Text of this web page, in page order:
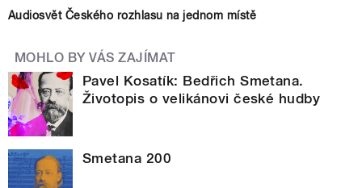
Audiosvět Českého rozhlasu na jednom místě
MOHLO BY VÁS ZAJÍMAT
Pavel Kosatík: Bedřich Smetana.
Životopis o velikánovi české hudby
Smetana 200